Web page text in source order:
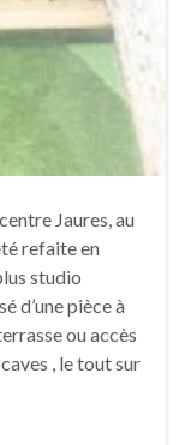
Jaures, au
refaite en
studio
d’une pièce à
ou accès
, le tout sur